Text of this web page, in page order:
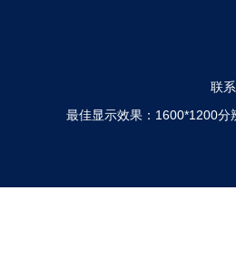
联
最佳显示效果：1600*1200